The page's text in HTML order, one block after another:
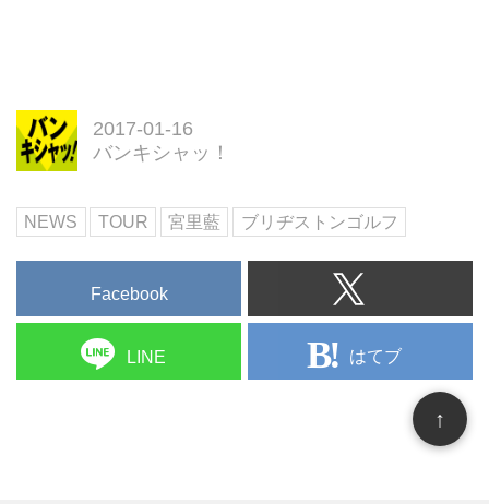
拶周りをしたり、イベントに参加
いるプロ総勢28名が集まった、ブ
へ潜入してきました！
2017-01-16
バンキシャッ！
NEWS TOUR 宮里藍 ブリヂストンゴルフ
Facebook
LINE はてブ
↑